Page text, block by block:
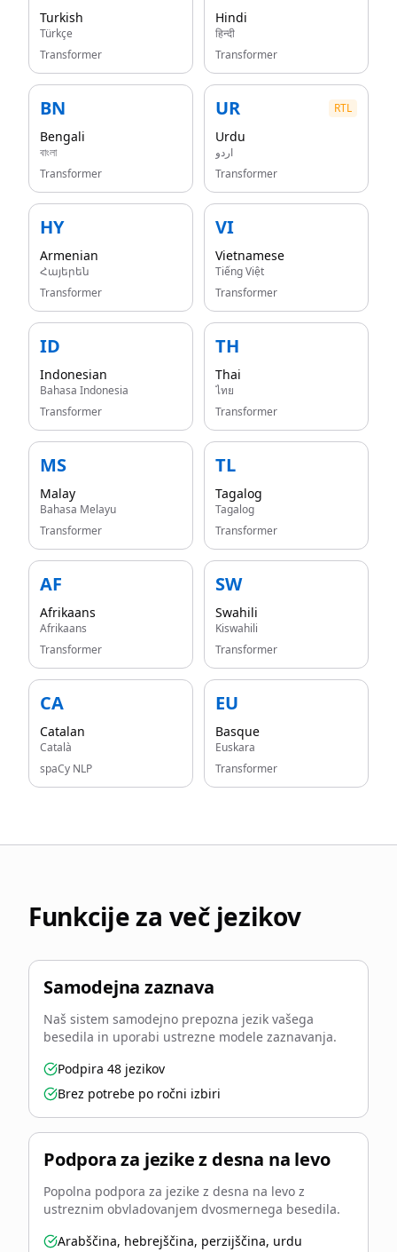
Turkish
Türkçe
Transformer
Hindi
हिन्दी
Transformer
BN
Bengali
বাংলা
Transformer
UR RTL
Urdu
اردو
Transformer
HY
Armenian
Հայերեն
Transformer
VI
Vietnamese
Tiếng Việt
Transformer
ID
Indonesian
Bahasa Indonesia
Transformer
TH
Thai
ไทย
Transformer
MS
Malay
Bahasa Melayu
Transformer
TL
Tagalog
Tagalog
Transformer
AF
Afrikaans
Afrikaans
Transformer
SW
Swahili
Kiswahili
Transformer
CA
Catalan
Català
spaCy NLP
EU
Basque
Euskara
Transformer
Funkcije za več jezikov
Samodejna zaznava
Naš sistem samodejno prepozna jezik vašega
besedila in uporabi ustrezne modele zaznavanja.
Podpira 48 jezikov
Brez potrebe po ročni izbiri
Podpora za jezike z desna na levo
Popolna podpora za jezike z desna na levo z
ustreznim obvladovanjem dvosmernega besedila.
Arabščina, hebrejščina, perzijščina, urdu